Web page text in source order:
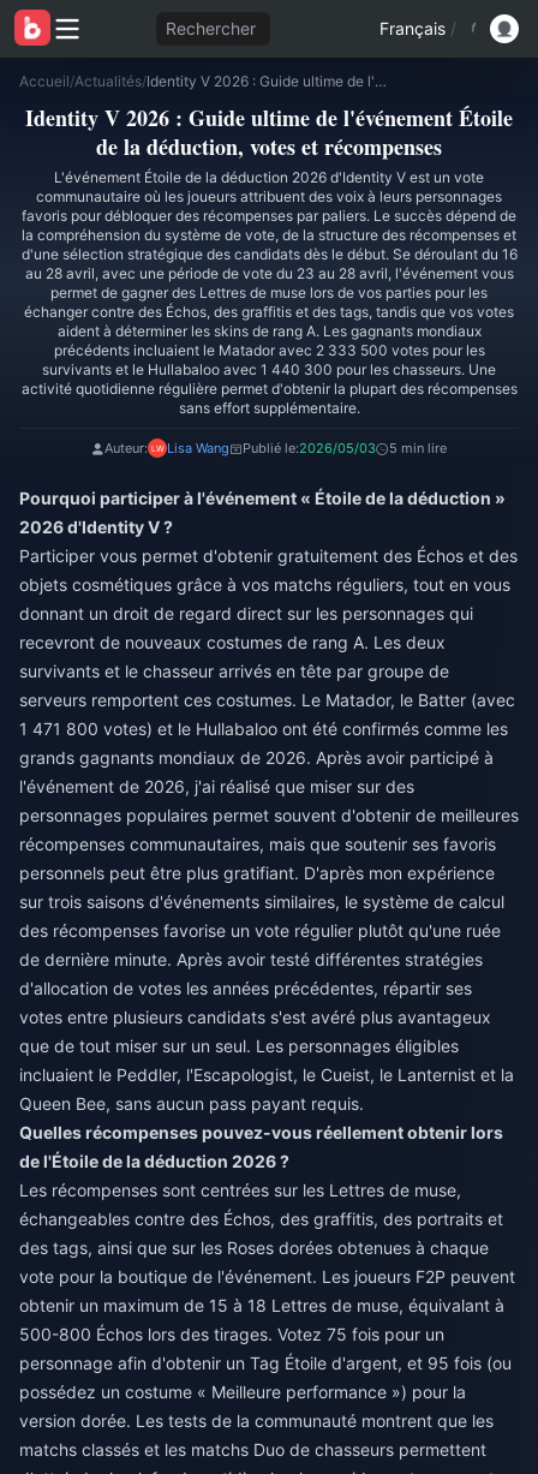
Rechercher Français /
Accueil/Actualités/ Identity V 2026 : Guide ultime de l'événement Étoile de la déduction, votes et récompenses
Identity V 2026 : Guide ultime de l'événement Étoile
de la déduction, votes et récompenses
L'événement Étoile de la déduction 2026 d'Identity V est un vote
communautaire où les joueurs attribuent des voix à leurs personnages
favoris pour débloquer des récompenses par paliers. Le succès dépend de
la compréhension du système de vote, de la structure des récompenses et
d'une sélection stratégique des candidats dès le début. Se déroulant du 16
au 28 avril, avec une période de vote du 23 au 28 avril, l'événement vous
permet de gagner des Lettres de muse lors de vos parties pour les
échanger contre des Échos, des graffitis et des tags, tandis que vos votes
aident à déterminer les skins de rang A. Les gagnants mondiaux
précédents incluaient le Matador avec 2 333 500 votes pour les
survivants et le Hullabaloo avec 1 440 300 pour les chasseurs. Une
activité quotidienne régulière permet d'obtenir la plupart des récompenses
sans effort supplémentaire.
Auteur: Lisa Wang Publié le:2026/05/03 5 min lire
Pourquoi participer à l'événement « Étoile de la déduction »
2026 d'Identity V ?
Participer vous permet d'obtenir gratuitement des Échos et des
objets cosmétiques grâce à vos matchs réguliers, tout en vous
donnant un droit de regard direct sur les personnages qui
recevront de nouveaux costumes de rang A. Les deux
survivants et le chasseur arrivés en tête par groupe de
serveurs remportent ces costumes. Le Matador, le Batter (avec
1 471 800 votes) et le Hullabaloo ont été confirmés comme les
grands gagnants mondiaux de 2026. Après avoir participé à
l'événement de 2026, j'ai réalisé que miser sur des
personnages populaires permet souvent d'obtenir de meilleures
récompenses communautaires, mais que soutenir ses favoris
personnels peut être plus gratifiant. D'après mon expérience
sur trois saisons d'événements similaires, le système de calcul
des récompenses favorise un vote régulier plutôt qu'une ruée
de dernière minute. Après avoir testé différentes stratégies
d'allocation de votes les années précédentes, répartir ses
votes entre plusieurs candidats s'est avéré plus avantageux
que de tout miser sur un seul. Les personnages éligibles
incluaient le Peddler, l'Escapologist, le Cueist, le Lanternist et la
Queen Bee, sans aucun pass payant requis.
Quelles récompenses pouvez-vous réellement obtenir lors
de l'Étoile de la déduction 2026 ?
Les récompenses sont centrées sur les Lettres de muse,
échangeables contre des Échos, des graffitis, des portraits et
des tags, ainsi que sur les Roses dorées obtenues à chaque
vote pour la boutique de l'événement. Les joueurs F2P peuvent
obtenir un maximum de 15 à 18 Lettres de muse, équivalant à
500-800 Échos lors des tirages. Votez 75 fois pour un
personnage afin d'obtenir un Tag Étoile d'argent, et 95 fois (ou
possédez un costume « Meilleure performance ») pour la
version dorée. Les tests de la communauté montrent que les
matchs classés et les matchs Duo de chasseurs permettent